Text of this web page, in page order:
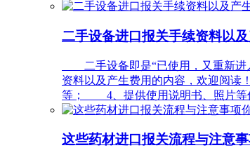
二手设备进口报关手续资料以
二手设备即是“已使用，又重新进
资料以及产生费用的内容，欢迎阅
等； 4、提供使用说明书、照片等
这些药材进口报关流程与注意